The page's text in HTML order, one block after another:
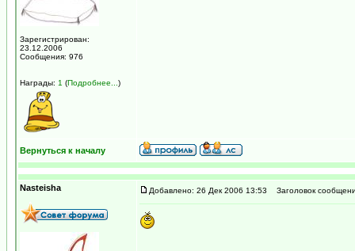
Зарегистрирован:
23.12.2006
Сообщения: 976
Награды: 1 (Подробнее... )
Вернуться к началу
Nasteisha Добавлено: 26 Дек 2006 13:53 Заголовок